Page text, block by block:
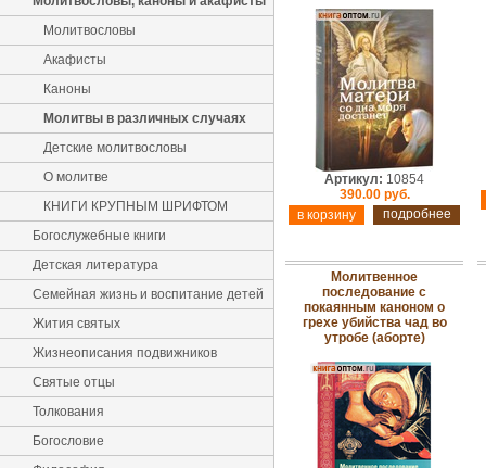
Молитвословы
Акафисты
Каноны
Молитвы в различных случаях
Детские молитвословы
О молитве
КНИГИ КРУПНЫМ ШРИФТОМ
Богослужебные книги
Детская литература
Семейная жизнь и воспитание детей
Жития святых
Жизнеописания подвижников
Святые отцы
Толкования
Богословие
Артикул: 10854
390.00 руб.
подробнее
Молитвенное
последование с
покаянным каноном о
грехе убийства чад во
утробе (аборте)